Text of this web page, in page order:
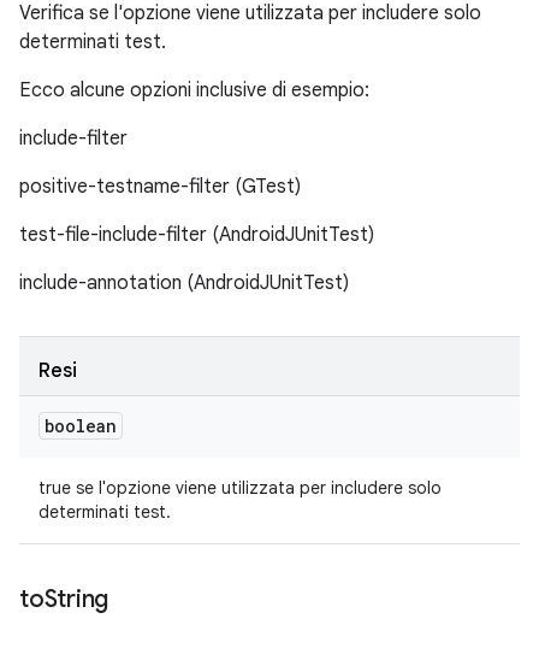
Verifica se l'opzione viene utilizzata per includere solo
determinati test.
Ecco alcune opzioni inclusive di esempio:
include-filter
positive-testname-filter (GTest)
test-file-include-filter (AndroidJUnitTest)
include-annotation (AndroidJUnitTest)
Resi
boolean
true se l'opzione viene utilizzata per includere solo
determinati test.
toString